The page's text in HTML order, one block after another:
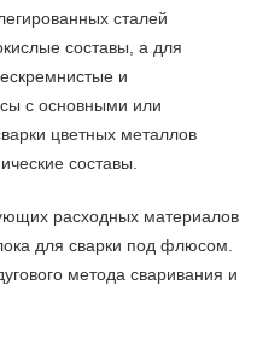
сталей
составы, а для
и
с основными или
цветных металлов
составы.
расходных материалов
для сварки под флюсом.
метода сваривания и